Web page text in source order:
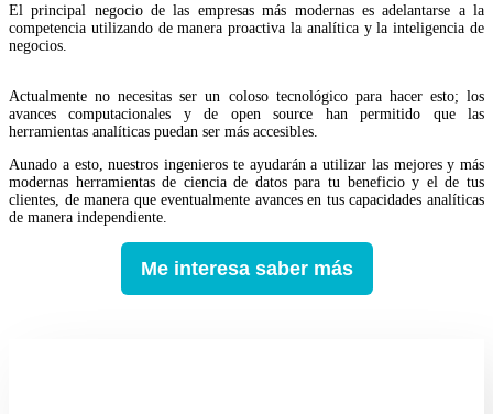
El principal negocio de las empresas más modernas es adelantarse a la
competencia utilizando de manera proactiva la analítica y la inteligencia de
negocios.
Actualmente no necesitas ser un coloso tecnológico para hacer esto; los
avances computacionales y de open source han permitido que las
herramientas analíticas puedan ser más accesibles.
Aunado a esto, nuestros ingenieros te ayudarán a utilizar las mejores y más
modernas herramientas de ciencia de datos para tu beneficio y el de tus
clientes, de manera que eventualmente avances en tus capacidades analíticas
de manera independiente.
Me interesa saber más